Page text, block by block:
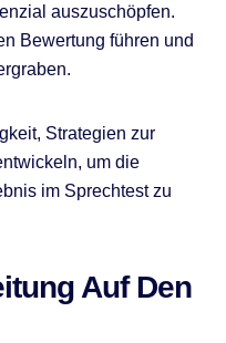
auszuschöpfen.
Bewertung führen und
Strategien zur
um die
im Sprechtest zu
Auf Den